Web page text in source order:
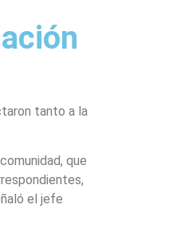
tanto a la
que
el jefe